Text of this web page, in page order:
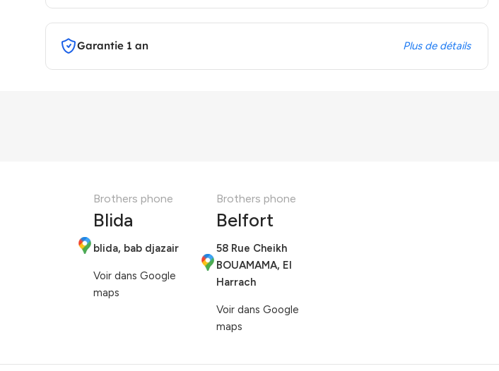
Garantie 1 an Plus de détails
Brothers phone
Blida
blida, bab djazair
Voir dans Google
maps
Brothers phone
Belfort
58 Rue Cheikh
BOUAMAMA, El
Harrach
Voir dans Google
maps